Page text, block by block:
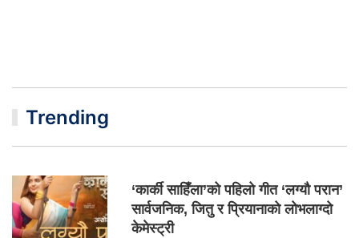
Trending
‘कार्की साहिँला’को पहिलो गीत ‘लग्यौ परान’
सार्वजनिक, जितु र प्रियानाको लोभलाग्दो
केमेस्ट्री